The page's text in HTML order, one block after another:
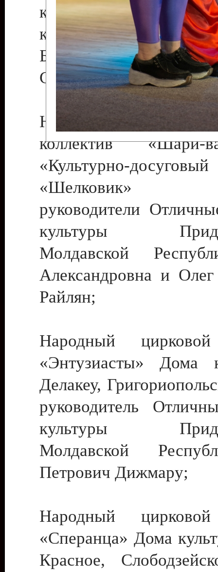
коллектив
культуры с.
Бендеры ,
Светлана Георгиевна
Народный цирковой
коллектив
«Культурно-
«Шелковик»
руководители
культуры
Молдавской
Александровна и
Райлян;
Народный цирковой
«Энтузиасты» Дома
Делакеу,
руководитель
культуры
Молдавской
Петрович Дижмару;
Народный цирковой
«Сперанца» Дома
Красное,